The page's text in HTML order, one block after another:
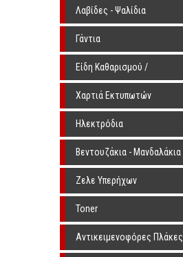
Λαβίδες - Ψαλίδια
Γάντια
Είδη Καθαρισμού /
Αποστείρωσης
Χαρτιά Εκτυπωτών
Ηλεκτρόδια
Βεντουζάκια - Μανδαλάκια
Ζελε Υπερήχων
Toner
Αντικειμενοφόρες Πλάκες